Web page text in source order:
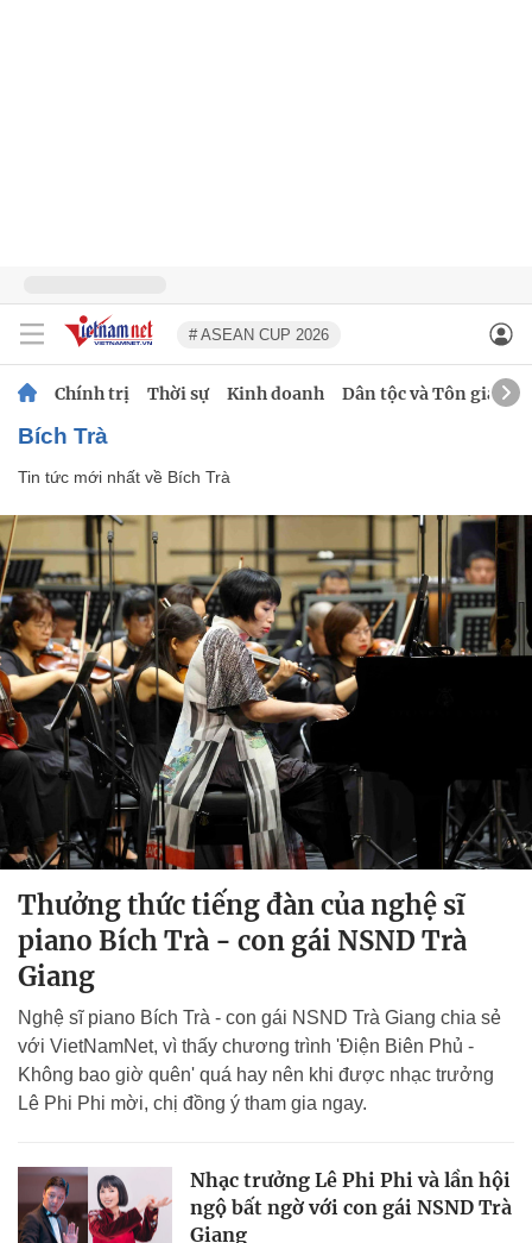
# ASEAN CUP 2026
Chính trị Thời sự Kinh doanh Dân tộc và Tôn giáo
Bích Trà
Tin tức mới nhất về Bích Trà
Thưởng thức tiếng đàn của nghệ sĩ
piano Bích Trà - con gái NSND Trà
Giang
Nghệ sĩ piano Bích Trà - con gái NSND Trà Giang chia sẻ
với VietNamNet, vì thấy chương trình 'Điện Biên Phủ -
Không bao giờ quên' quá hay nên khi được nhạc trưởng
Lê Phi Phi mời, chị đồng ý tham gia ngay.
Nhạc trưởng Lê Phi Phi và lần hội
ngộ bất ngờ với con gái NSND Trà
Giang